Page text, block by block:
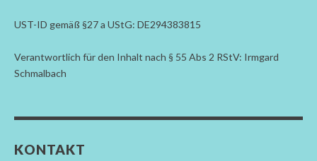
UST-ID gemäß §27 a UStG: DE294383815
Verantwortlich für den Inhalt nach § 55 Abs 2 RStV: Irmgard
Schmalbach
KONTAKT